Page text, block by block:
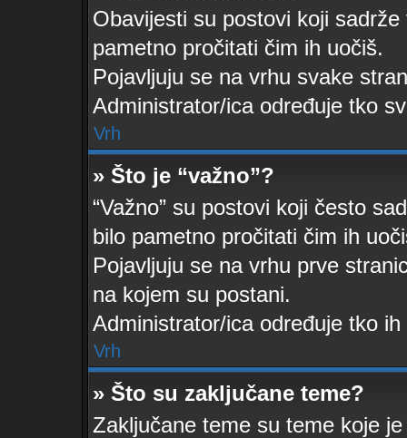
Obavijesti su postovi koji
pametno pročitati čim ih uočiš.
Pojavljuju se na vrhu svake
Administrator/ica određuje tko
Vrh
» Što je “važno”?
“Važno” su postovi koji često
bilo pametno pročitati čim ih
Pojavljuju se na vrhu prve
na kojem su postani.
Administrator/ica određuje tko
Vrh
» Što su zaključane teme?
Zaključane teme su teme koje